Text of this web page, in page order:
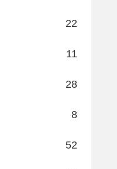
22
11
28
8
52